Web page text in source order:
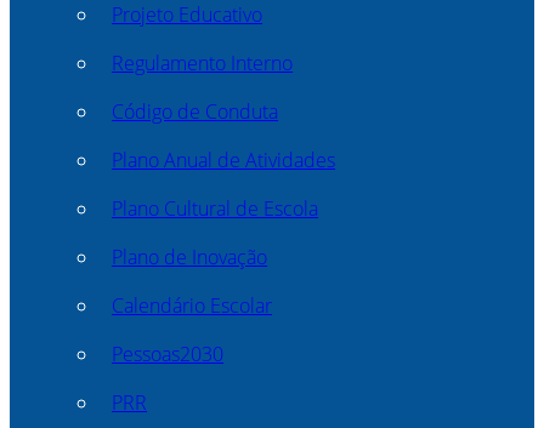
Projeto Educativo
Regulamento Interno
Código de Conduta
Plano Anual de Atividades
Plano Cultural de Escola
Plano de Inovação
Calendário Escolar
Pessoas2030
PRR